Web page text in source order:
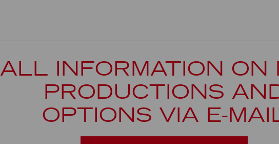
ALL INFORMATION ON
PRODUCTIONS
OPTIONS VIA E-